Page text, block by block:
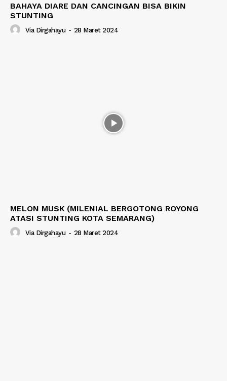
BAHAYA DIARE DAN CANCINGAN BISA BIKIN
STUNTING
Via Dirgahayu - 28 Maret 2024
MELON MUSK (MILENIAL BERGOTONG ROYONG
ATASI STUNTING KOTA SEMARANG)
Via Dirgahayu - 28 Maret 2024